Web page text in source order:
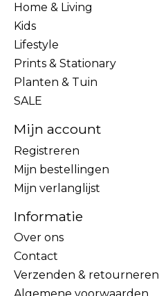
Home & Living
Kids
Lifestyle
Prints & Stationary
Planten & Tuin
SALE
Mijn account
Registreren
Mijn bestellingen
Mijn verlanglijst
Informatie
Over ons
Contact
Verzenden & retourneren